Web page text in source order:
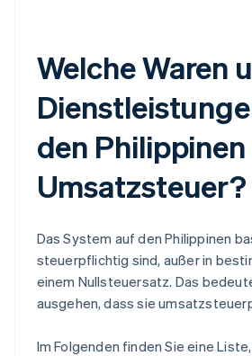
Welche Waren
den
Umsatzsteuer?
Das System auf den Philippinen
steuerpflichtig sind, außer in
einem Nullsteuersatz. Das
ausgehen, dass sie
Im Folgenden finden Sie eine